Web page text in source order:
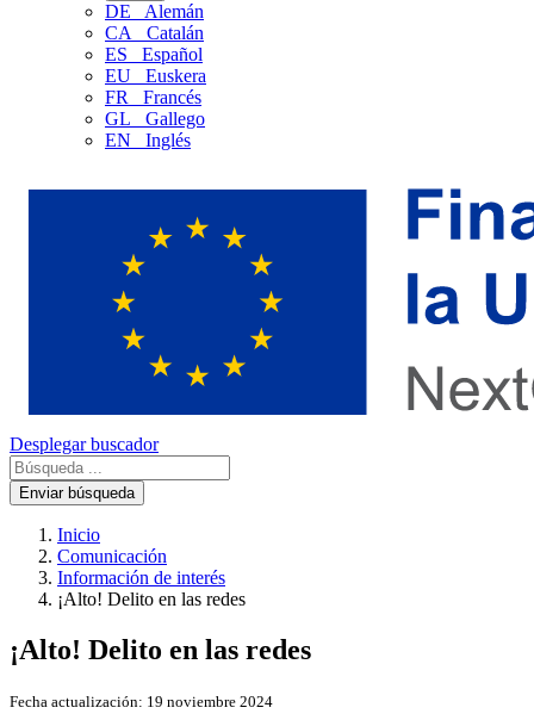
DE
Alemán
CA
Catalán
ES
Español
EU
Euskera
FR
Francés
GL
Gallego
EN
Inglés
Desplegar buscador
Enviar búsqueda
Inicio
Comunicación
Información de interés
¡Alto! Delito en las redes
¡Alto! Delito en las redes
Fecha actualización: 19 noviembre 2024